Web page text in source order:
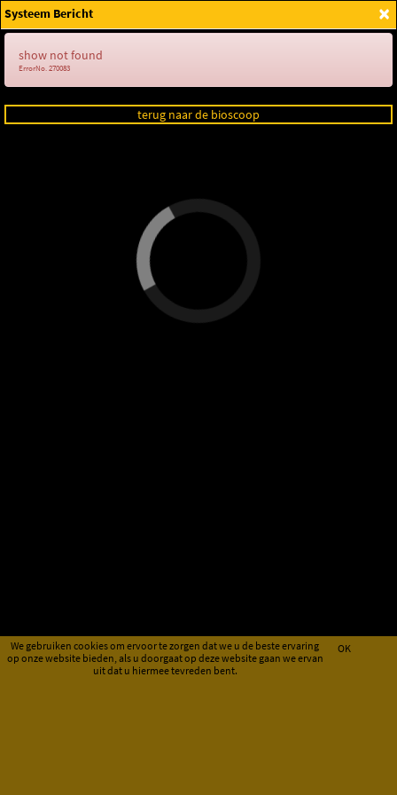
Login
We gebruiken cookies om ervoor te zorgen dat we u de beste ervaring
op onze website bieden, als u doorgaat op deze website gaan we ervan
uit dat u hiermee tevreden bent.
OK
×
Systeem Bericht
show not found
ErrorNo. 270083
terug naar de bioscoop